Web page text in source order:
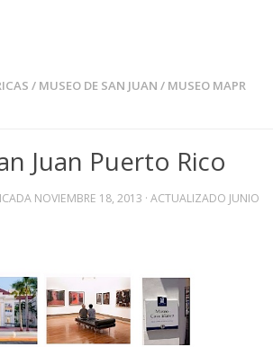
/ MUSEO DE SAN JUAN / MUSEO MAPR
Juan Puerto Rico
NOVIEMBRE 18, 2013 · ACTUALIZADO JUNIO